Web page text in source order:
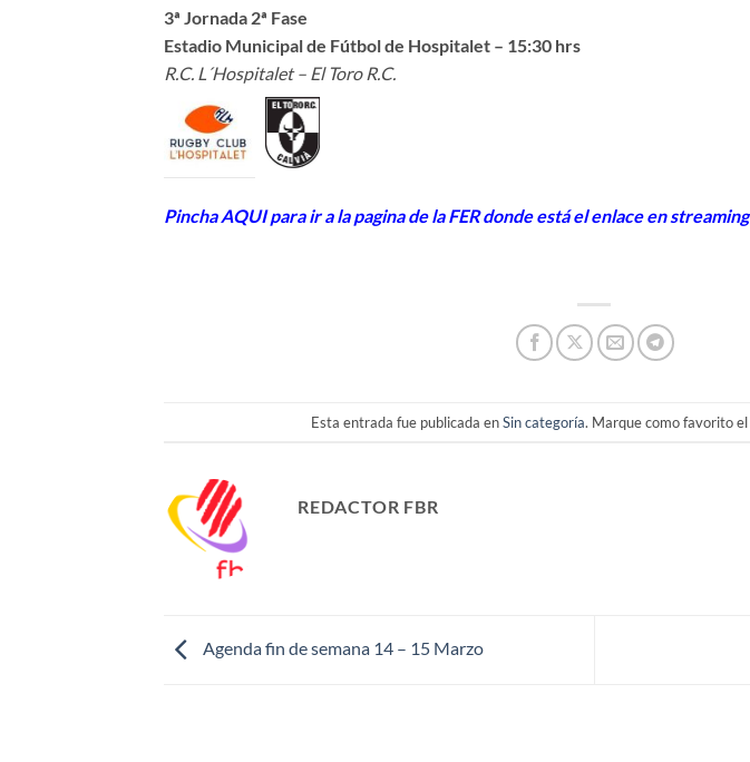
3ª Jornada 2ª Fase
Estadio Municipal de Fútbol de Hospitalet – 15:30 hrs
R.C. L´Hospitalet – El Toro R.C.
Pincha AQUI para ir a la pagina de la FER donde está el enlace en streaming
Esta entrada fue publicada enSin categoría. Marque como favorito el
REDACTOR FBR
Agenda fin de semana 14 – 15 Marzo